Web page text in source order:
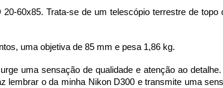
60x85. Trata-se de um telescópio terrestre de
uma objetiva de 85 mm e pesa 1,86 kg.
uma sensação de qualidade e atenção ao
o da minha Nikon D300 e transmite uma